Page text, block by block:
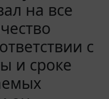
на все
с
и сроке